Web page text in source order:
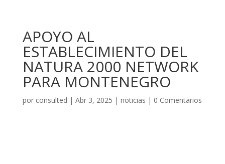
APOYO AL
ESTABLECIMIENTO DEL
NATURA 2000 NETWORK
PARA MONTENEGRO
por consulted | Abr 3, 2025 | noticias | 0 Comentarios